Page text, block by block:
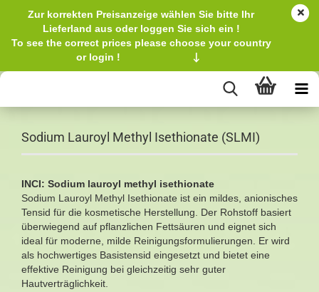
Zur korrekten Preisanzeige wählen Sie bitte Ihr
Lieferland aus oder loggen Sie sich ein !
To see the correct prices please choose your country
or login !
↓
Sodium Lauroyl Methyl Isethionate (SLMI)
INCI: Sodium lauroyl methyl isethionate
Sodium Lauroyl Methyl Isethionate ist ein mildes, anionisches
Tensid für die kosmetische Herstellung. Der Rohstoff basiert
überwiegend auf pflanzlichen Fettsäuren und eignet sich
ideal für moderne, milde Reinigungsformulierungen. Er wird
als hochwertiges Basistensid eingesetzt und bietet eine
effektive Reinigung bei gleichzeitig sehr guter
Hautverträglichkeit.